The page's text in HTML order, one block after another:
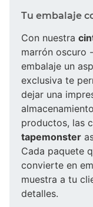
Tu embalaje
Con nuestra
marrón oscuro
embalaje un
exclusiva te
dejar una
productos, las
tapemonster
Cada paquete
convierte en
muestra a tu
detalles.